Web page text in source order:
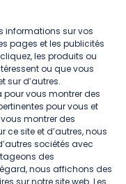
informations sur vos
pages et les publicités
les produits ou
ou que vous
sur d’autres.
vous montrer des
pour vous et
montrer des
ce site et d’autres, nous
sociétés avec
des
nous affichons des
sur notre site web. Les